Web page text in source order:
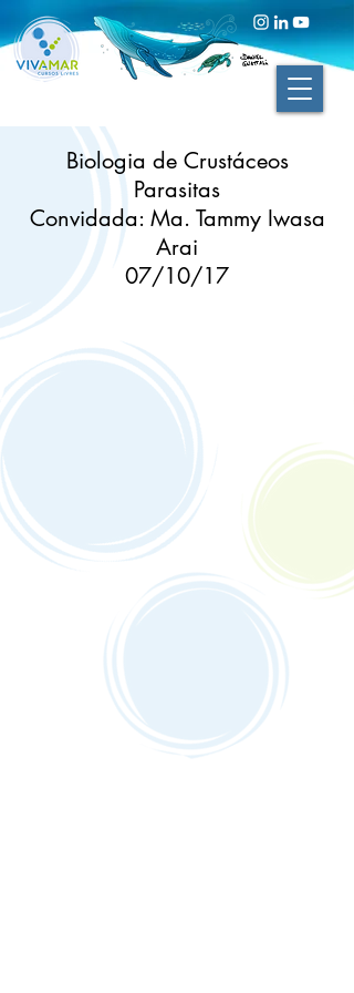
Biologia de Crustáceos
Parasitas
Convidada: Ma. Tammy Iwasa
Arai
07/10/17